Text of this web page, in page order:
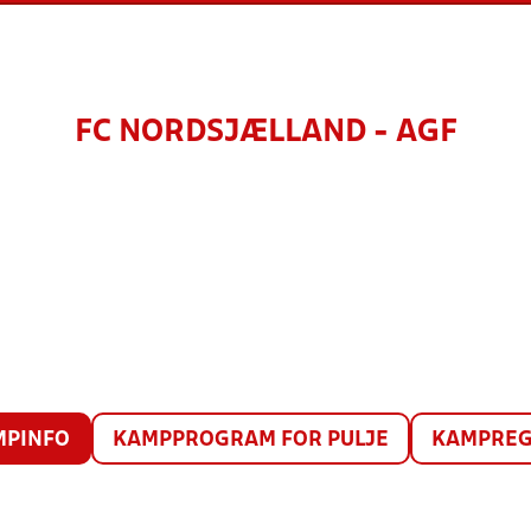
FC NORDSJÆLLAND - AGF
KAMPPROGRAM FOR PULJE